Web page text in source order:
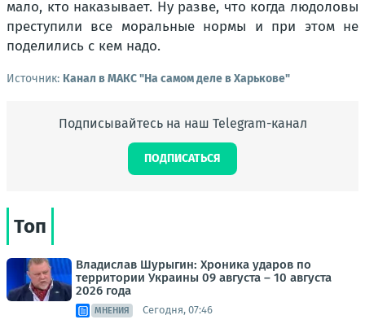
мало, кто наказывает. Ну разве, что когда людоловы
преступили все моральные нормы и при этом не
поделились с кем надо.
Источник: Канал в МАКС "На самом деле в Харькове"
Подписывайтесь на наш Telegram-канал
ПОДПИСАТЬСЯ
Топ
Владислав Шурыгин: Хроника ударов по
территории Украины 09 августа – 10 августа
2026 года
МНЕНИЯ Сегодня, 07:46